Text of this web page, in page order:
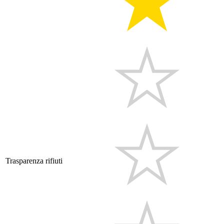
Trasparenza rifiuti